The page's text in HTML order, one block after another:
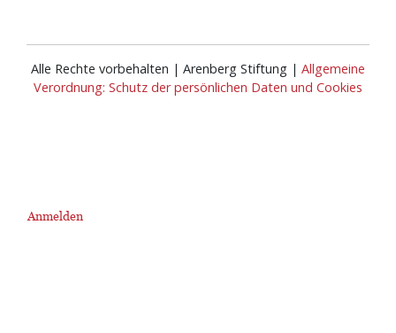
Alle Rechte vorbehalten | Arenberg Stiftung | Allgemeine
Verordnung: Schutz der persönlichen Daten und Cookies
User
Anmelden